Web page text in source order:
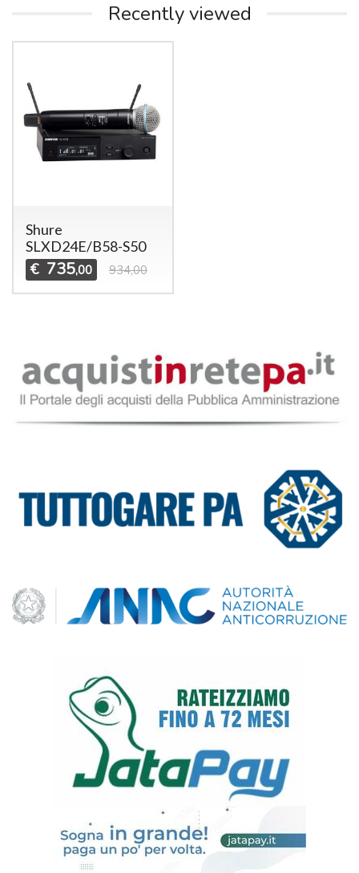
Recently viewed
Shure
SLXD24E/B58-S50
€ 735,00 934,00